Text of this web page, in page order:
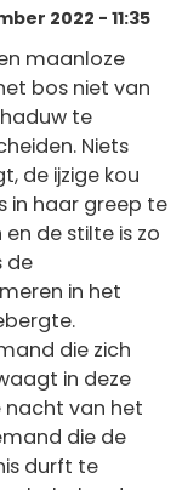
2022 - 11:35
maanloze
bos niet van
te
Niets
de ijzige kou
in haar greep te
de stilte is zo
de
in het
die zich
in deze
nacht van het
die de
durft te